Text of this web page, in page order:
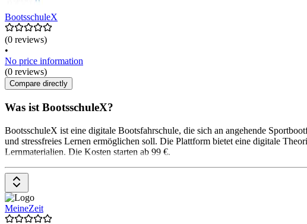
BootsschuleX
(0 reviews)
•
No price information
(0 reviews)
Compare directly
Was ist BootsschuleX?
BootsschuleX ist eine digitale Bootsfahrschule, die sich an angehende
und stressfreies Lernen ermöglichen soll. Die Plattform bietet eine digitale
Lernmaterialien. Die Kosten starten ab 99 €.
MeineZeit